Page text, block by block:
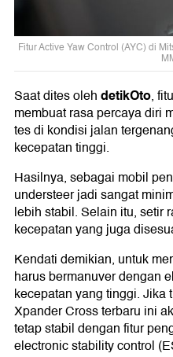
Fitur Active Yaw Control (AYC) di
Saat dites olehdetikOto,
membuat rasa percaya diri
tes di kondisi jalan
kecepatan tinggi.
Hasilnya, sebagai mobil
understeer jadi sangat
lebih stabil. Selain itu, setir
kecepatan yang juga
Kendati demikian, untuk
harus bermanuver dengan
kecepatan yang tinggi. Jika
Xpander Cross terbaru ini
tetap stabil dengan fitur
electronic stability control